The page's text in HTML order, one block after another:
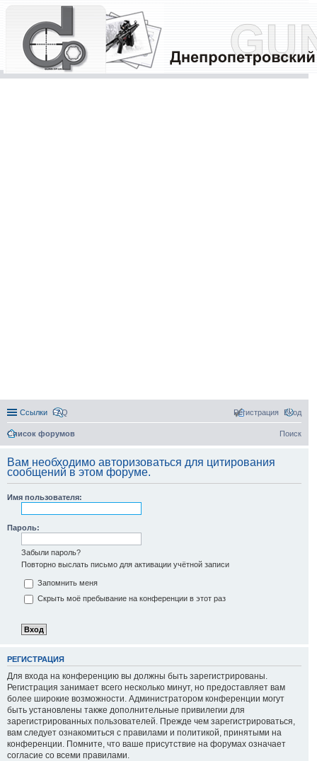
Ссылки FAQ Вход
Регистрация
Список форумов Поиск
Вам необходимо авторизоваться для цитирования
сообщений в этом форуме.
Имя пользователя:
Пароль:
Забыли пароль?
Повторно выслать письмо для активации учётной записи
Запомнить меня
Скрыть моё пребывание на конференции в этот раз
РЕГИСТРАЦИЯ
Для входа на конференцию вы должны быть зарегистрированы.
Регистрация занимает всего несколько минут, но предоставляет вам
более широкие возможности. Администратором конференции могут
быть установлены также дополнительные привилегии для
зарегистрированных пользователей. Прежде чем зарегистрироваться,
вам следует ознакомиться с правилами и политикой, принятыми на
конференции. Помните, что ваше присутствие на форумах означает
согласие со всеми правилами.